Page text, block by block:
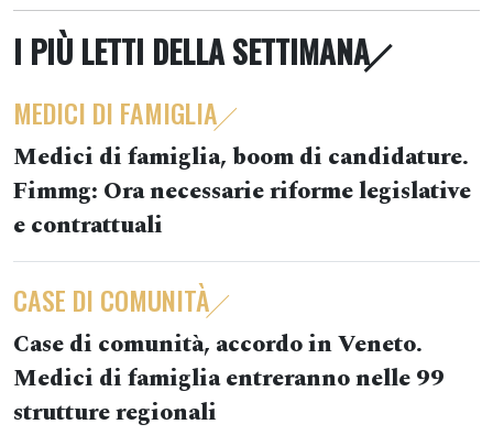
I PIÙ LETTI DELLA SETTIMANA
MEDICI DI FAMIGLIA
Medici di famiglia, boom di candidature.
Fimmg: Ora necessarie riforme legislative
e contrattuali
CASE DI COMUNITÀ
Case di comunità, accordo in Veneto.
Medici di famiglia entreranno nelle 99
strutture regionali